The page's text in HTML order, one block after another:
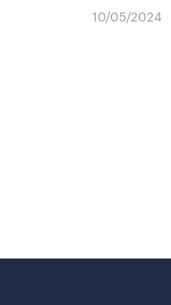
10/05/2024